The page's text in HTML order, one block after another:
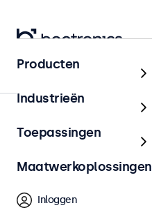
Home
Producten
Industrieën
Toepassingen
Maatwerkoplossingen
Inloggen